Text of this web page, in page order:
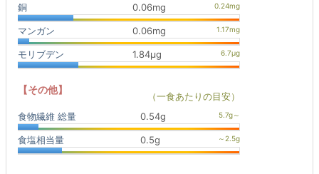
銅 0.06mg
マンガン 0.06mg
モリブデン 1.84μg
【その他】
（一食あたりの目安）
食物繊維 総量
0.54g
食塩相当量 0.5g